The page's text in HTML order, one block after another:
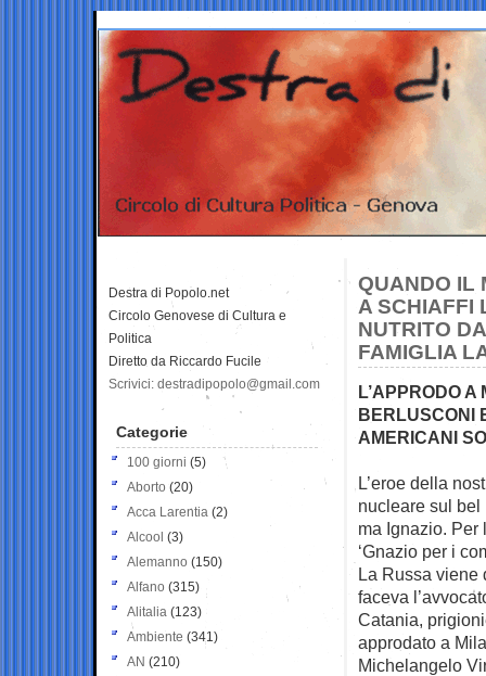
QUANDO IL
A SCHIAFFI
NUTRITO
FAMIGLIA
L’APPRODO
BERLUSCONI
AMERICANI
L’eroe della
nucleare sul bel
ma Ignazio. Per
‘Gnazio per i
La Russa viene
faceva
Catania,
approdato a
Michelangelo
Destra di Popolo.net
Circolo Genovese di Cultura e
Politica
Diretto da Riccardo Fucile
Scrivici: destradipopolo@gmail.com
Categorie
100 giorni (5)
Aborto (20)
Acca Larentia (2)
Alcool (3)
Alemanno (150)
Alfano (315)
Alitalia (123)
Ambiente (341)
AN (210)